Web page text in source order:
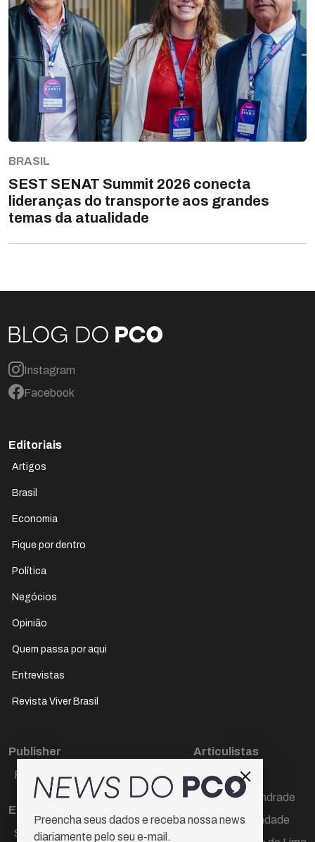
BRASIL
SEST SENAT Summit 2026 conecta
lideranças do transporte aos grandes
temas da atualidade
Instagram
Facebook
Editoriais
Artigos
Brasil
Economia
Fique por dentro
Política
Negócios
Opinião
Quem passa por aqui
Entrevistas
Revista Viver Brasil
Publisher
Paulo Cesar de Oliveira
Editora Chefe
Sueli Cotta
Articulistas
Décio Freire
Dr Marcos Andrade
Hamilton Trindade
Preencha seus dados e receba nossa news
diariamente pelo seu e-mail.